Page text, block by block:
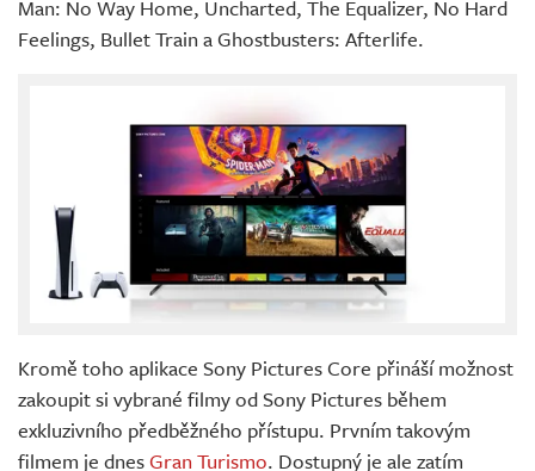
Man: No Way Home, Uncharted, The Equalizer, No Hard
Feelings, Bullet Train a Ghostbusters: Afterlife.
Kromě toho aplikace Sony Pictures Core přináší možnost
zakoupit si vybrané filmy od Sony Pictures během
exkluzivního předběžného přístupu. Prvním takovým
filmem je dnesGran Turismo. Dostupný je ale zatím